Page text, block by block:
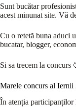
Sunt bucătar
acest minunat site. Vă
Cu o retetă buna aduci
bucatar, blogger,
Si sa trecem la concurs
Marele concurs al Iernii
În atenția participanților